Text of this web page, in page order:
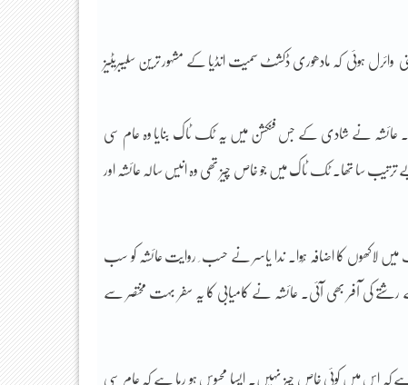
وائرل ہوئی کہ مادھوری ڈکشٹ سمیت انڈیا کے مشہور ترین سلیبریٹیز
عائشہ نے شادی کے جس فنکشن میں یہ ٹک ٹاک بنایا وہ عام سی
سا تھا۔ ٹک ٹاک میں جو خاص چیز تھی وہ انیس سالہ عائشہ اور
میں لاکھوں کا اضافہ ہُوا۔ ندا یاسر نے حسب ِ روایت عائشہ کو سب
رشتے کی آفر بھی آئی۔ عائشہ نے کامیابی کا یہ سفر بہت مختصر سے
کہ اس میں کوئی خاص چیز نہیں۔ ایسا محسوس ہو رہا ہے کہ عام سی